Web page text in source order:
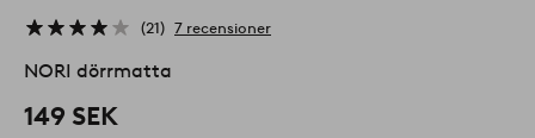
21 7 recensioner
NORI dörrmatta
149 SEK